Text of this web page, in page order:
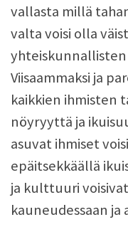
vallasta millä
valta voisi olla
Viisaammaksi ja
kaikkien ihmisten
nöyryyttä ja
asuvat ihmiset
epäitsekkäällä
ja kulttuuri
kauneudessaan